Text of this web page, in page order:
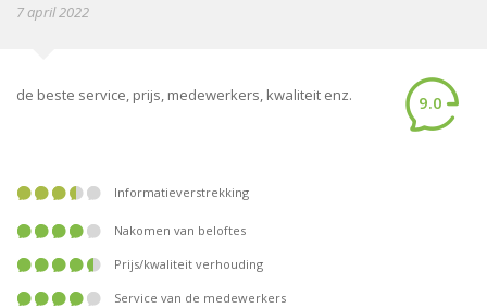
7 april 2022
de beste service, prijs, medewerkers, kwaliteit enz. 9.0
informatieverstrekking
nakomen van beloftes
prijs/kwaliteit verhouding
service van de medewerkers